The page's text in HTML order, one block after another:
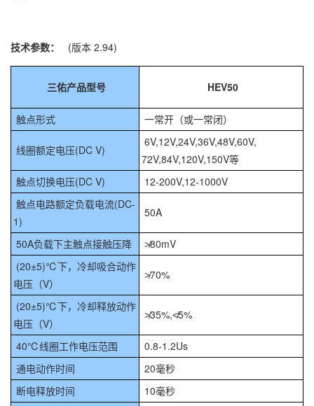
技术参数： (版本 2.94)
三佑产品型号 HEV50
触点形式 一常开（或一常闭）
线圈额定电压(DC V)
6V,12V,24V,36V,48V,60V,
72V,84V,120V,150V等
触点切换电压(DC V)
12-200V,12-1000V
触点电路额定负载电流(DC-
1)
50A
50A负载下主触点接触压降
≯80mV
(20±5)℃下，冷却吸合动作
电压（V）
≯70%
(20±5)℃下，冷却释放动作
电压（V）
≯35%,≮5%
40℃线圈工作电压范围
0.8-1.2Us
通电动作时间
20毫秒
断电释放时间
10毫秒